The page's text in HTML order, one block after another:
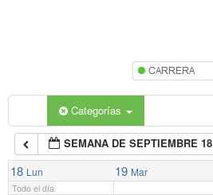
Categorías
SEMANA DE SEPTIEMBRE 18
18 Lun 19 Mar
Todo el día
7:00